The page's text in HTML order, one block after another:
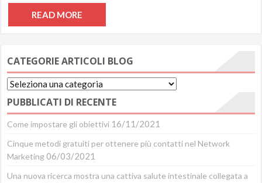
READ MORE
CATEGORIE ARTICOLI BLOG
Categorie
Articoli
Blog
PUBBLICATI DI RECENTE
Come impostare gli obiettivi 16/11/2021
Cinque metodi gratuiti per ottenere più contatti nel Network
Marketing 06/03/2021
Una nuova ricerca mostra una cattiva salute intestinale collegata a